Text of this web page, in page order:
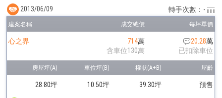
心之界 714萬
含車位130萬
20.28萬
已扣除車位
28.80坪 10.50坪 39.30坪 預售
2013/06/09 轉手次數：-